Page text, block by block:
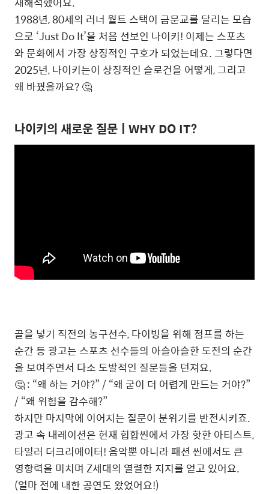
1988년, 80세의 러너 월트 스택이 금문교를 달리는 모습
으로 ‘Just Do It’을 처음 선보인 나이키! 이제는 스포츠
와 문화에서 가장 상징적인 구호가 되었는데요. 그렇다면
2025년, 나이키는이 상징적인 슬로건을 어떻게, 그리고
왜 바꿨을까요? 🤔
나이키의 새로운 질문ㅣWHY DO IT?
골을 넣기 직전의 농구선수, 다이빙을 위해 점프를 하는
순간 등 광고는 스포츠 선수들의 아슬아슬한 도전의 순간
을 보여주면서 다소 도발적인 질문들을 던져요.
🤔 : “왜 하는 거야?” / “왜 굳이 더 어렵게 만드는 거야?”
/ “왜 위험을 감수해?”
하지만 마지막에 이어지는 질문이 분위기를 반전시키죠.
광고 속 내레이션은 현재 힙합씬에서 가장 핫한 아티스트,
타일러 더크리에이터! 음악뿐 아니라 패션 씬에서도 큰
영향력을 미치며 Z세대의 열렬한 지지를 얻고 있어요.
(얼마 전에 내한 공연도 왔었어요!)